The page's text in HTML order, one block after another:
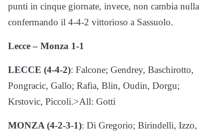
punti in cinque giornate, invece, non cambia nulla
confermando il 4-4-2 vittorioso a Sassuolo.
Lecce – Monza 1-1
LECCE (4-4-2): Falcone; Gendrey, Baschirotto,
Pongracic, Gallo; Rafia, Blin, Oudin, Dorgu;
Krstovic, Piccoli.>All: Gotti
MONZA (4-2-3-1): Di Gregorio; Birindelli, Izzo,